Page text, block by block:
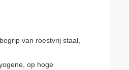
van roestvrij staal,
op hoge